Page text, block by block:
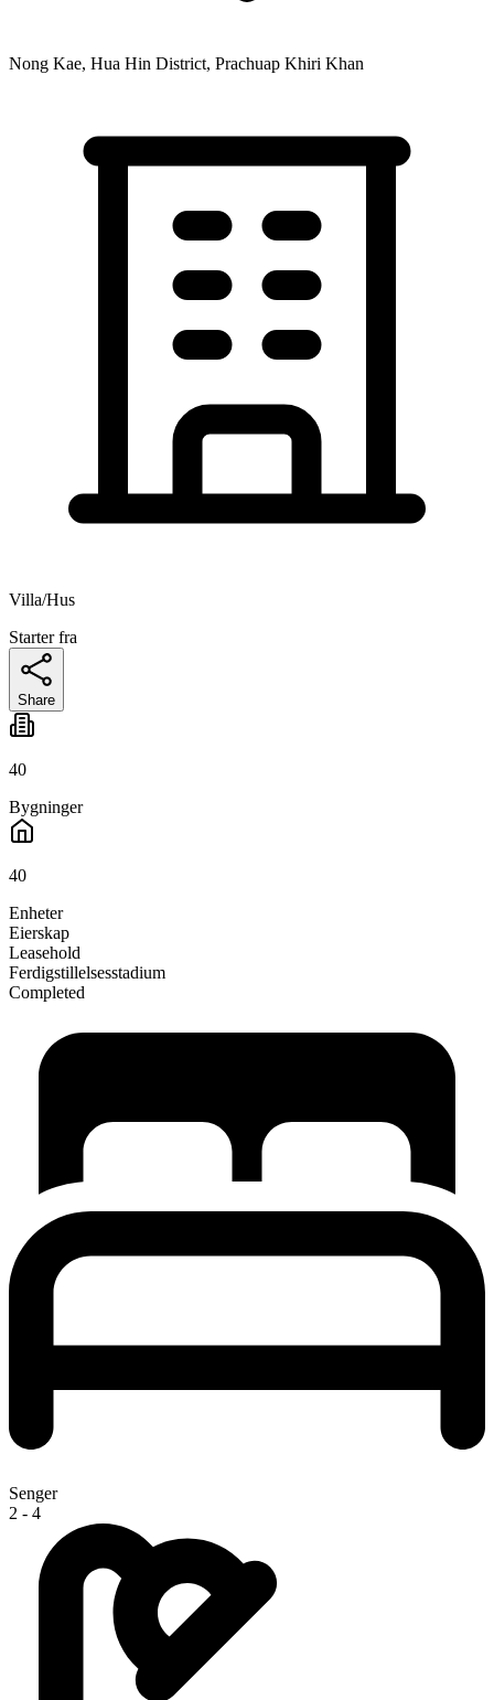
Nong Kae, Hua Hin District, Prachuap Khiri Khan
Villa/Hus
Starter fra
Share
40
Bygninger
40
Enheter
Eierskap
Leasehold
Ferdigstillelsesstadium
Completed
Senger
2 - 4